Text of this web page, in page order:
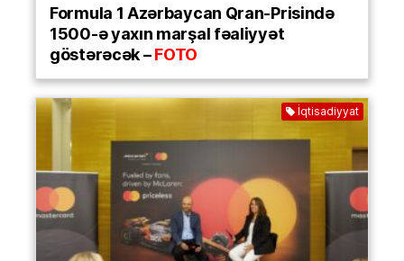
Formula 1 Azərbaycan Qran-Prisində
1500-ə yaxın marşal fəaliyyət
göstərəcək –FOTO
İqtisadiyyat